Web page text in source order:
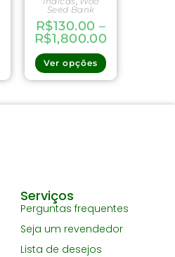
Seed Bank
R$130.00 –
R$1,800.00
Ver opções
Serviços
Perguntas frequentes
Seja um revendedor
Lista de desejos